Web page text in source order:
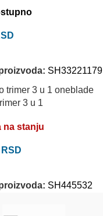
SH33221179
3 u 1
na stanju
RSD
SH445532